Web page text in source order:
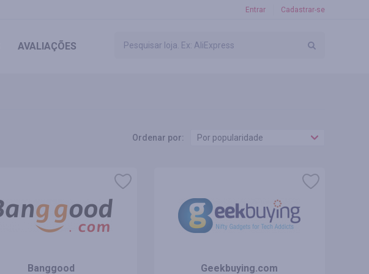
Entrar Cadastrar-se
AVALIAÇÕES
Ordenar por: Por popularidade
Banggood Geekbuying.com